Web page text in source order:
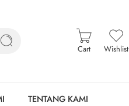
Cart Wishlist
TENTANG KAMI